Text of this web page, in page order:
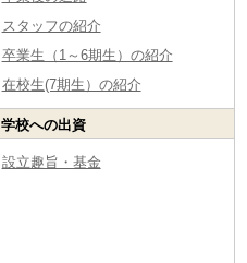
スタッフの紹介
卒業生（1～6期生）の紹介
在校生(7期生）の紹介
学校への出資
設立趣旨・基金